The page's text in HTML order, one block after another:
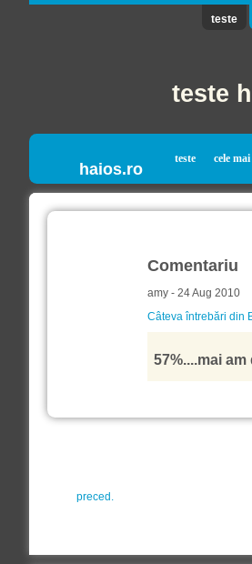
teste
teste
haios.ro
teste cele
Comentariu
amy - 24 Aug 2010
Câteva întrebări din
57%....mai am
preced.